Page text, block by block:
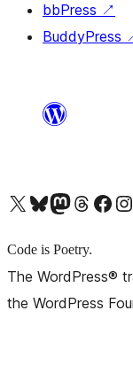
bbPress ↗
BuddyPress
X (旧 Twitter) アカウントへBluesky アカウントへMastodon アカウントへThreads アカウントへ Facebook ページへInstagram アカウントへ
Code is Poetry.
The WordPress®
the WordPress